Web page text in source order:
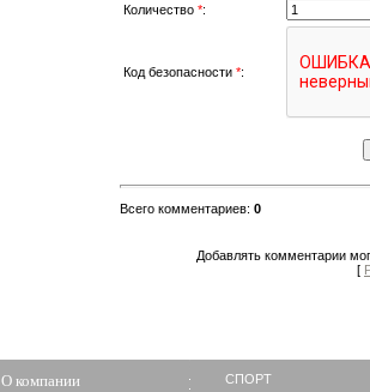
Количество *:
Код безопасности *:
Всего комментариев: 0
Добавлять комментарии
[
О компании
СПОРТ